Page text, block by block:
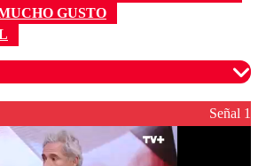
GUSTO
son moderados para garantizar un
diálogo respetuoso.
Señal 1